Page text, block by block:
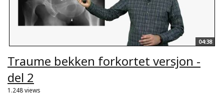
04:38
Traume bekken forkortet versjon -
del 2
1.248 views